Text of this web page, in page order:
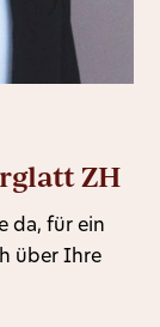
ZH
da, für ein
über Ihre